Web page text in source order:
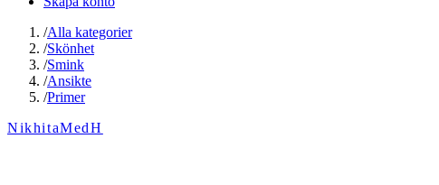
/Alla kategorier
/Skönhet
/Smink
/Ansikte
/Primer
NikhitaMedH